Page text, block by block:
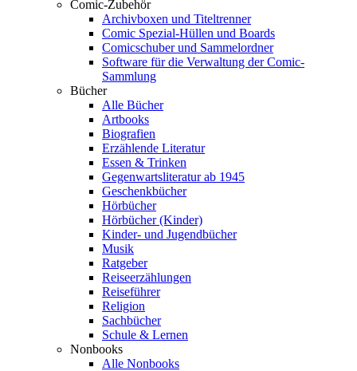
Comic-Zubehör
Archivboxen und Titeltrenner
Comic Spezial-Hüllen und Boards
Comicschuber und Sammelordner
Software für die Verwaltung der Comic-
Sammlung
Bücher
Alle Bücher
Artbooks
Biografien
Erzählende Literatur
Essen & Trinken
Gegenwartsliteratur ab 1945
Geschenkbücher
Hörbücher
Hörbücher (Kinder)
Kinder- und Jugendbücher
Musik
Ratgeber
Reiseerzählungen
Reiseführer
Religion
Sachbücher
Schule & Lernen
Nonbooks
Alle Nonbooks